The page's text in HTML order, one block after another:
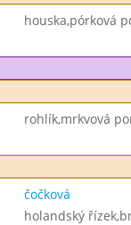
houska,pórková
rohlík,mrkvová
čočková
holandský